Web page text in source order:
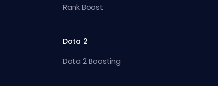
Rank Boost
Dota 2
Dota 2 Boosting